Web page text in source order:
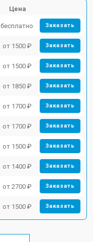
Цена
бесплатно Заказать
от 1500 ₽ Заказать
от 1500 ₽ Заказать
от 1850 ₽ Заказать
от 1700 ₽ Заказать
от 1700 ₽ Заказать
от 1500 ₽ Заказать
от 1400 ₽ Заказать
от 2700 ₽ Заказать
от 1500 ₽ Заказать